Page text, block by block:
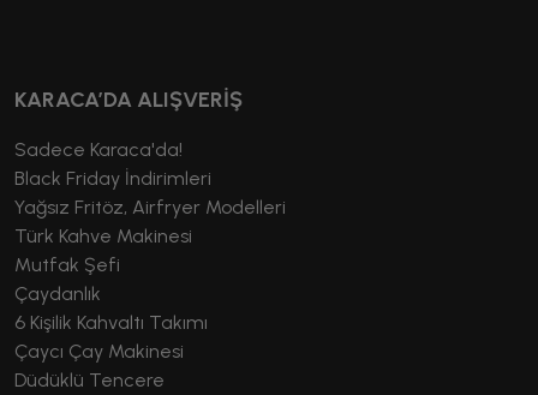
KARACA’DA ALIŞVERİŞ
Sadece Karaca'da!
Black Friday İndirimleri
Yağsız Fritöz, Airfryer Modelleri
Türk Kahve Makinesi
Mutfak Şefi
Çaydanlık
6 Kişilik Kahvaltı Takımı
Çaycı Çay Makinesi
Düdüklü Tencere